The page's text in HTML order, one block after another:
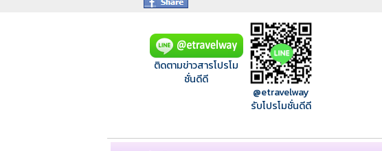
ติดตามข่าวสารโปรโม
ชั่นดีดี
@etravelway
รับโปรโมชั่นดีดี